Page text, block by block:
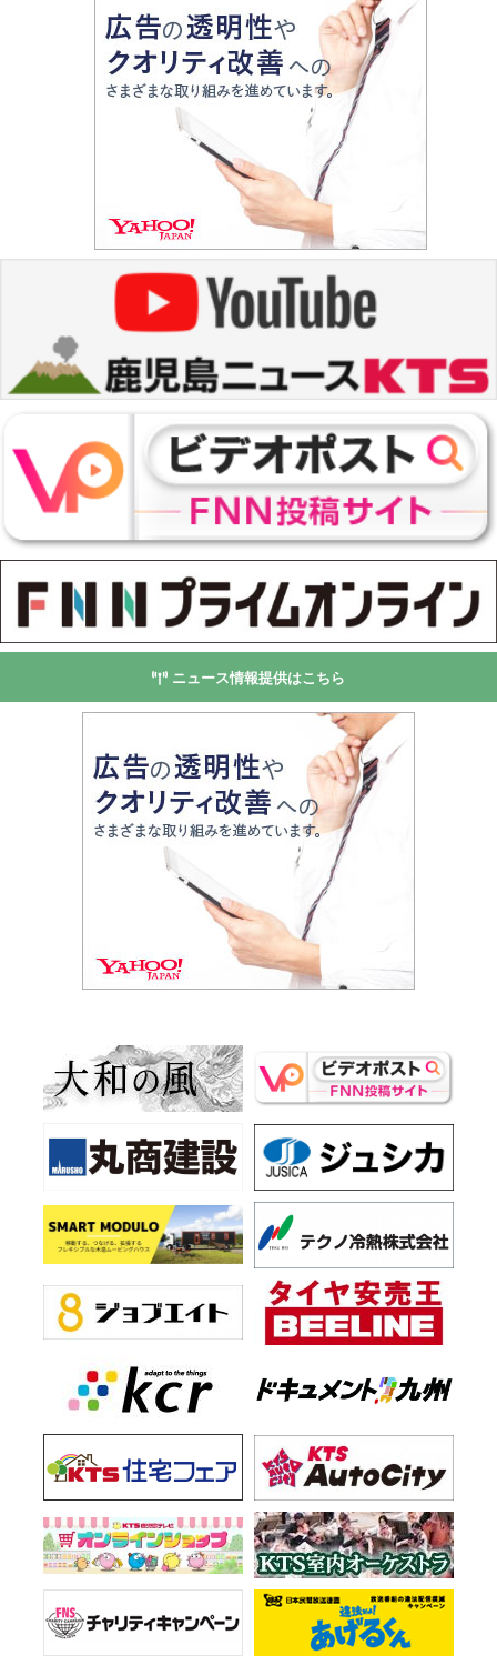
ニュース情報提供はこちら